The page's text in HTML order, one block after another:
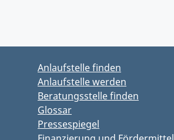
Anlaufstelle finden
Anlaufstelle werden
Beratungsstelle finden
Glossar
Pressespiegel